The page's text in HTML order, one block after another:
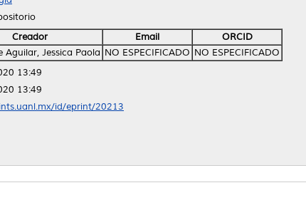
Creador Email
ORCID
Aguilar, Jessica Paola NO ESPECIFICADO NO ESPECIFICADO
13:49
13:49
id/eprint/20213